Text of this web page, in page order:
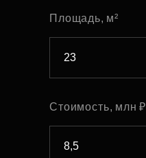
Площадь, м²
Стоимость, млн ₽